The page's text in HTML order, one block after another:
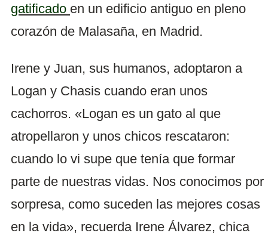
gatificado en un edificio antiguo en pleno
corazón de Malasaña, en Madrid.
Irene y Juan, sus humanos, adoptaron a
Logan y Chasis cuando eran unos
cachorros. «Logan es un gato al que
atropellaron y unos chicos rescataron:
cuando lo vi supe que tenía que formar
parte de nuestras vidas. Nos conocimos por
sorpresa, como suceden las mejores cosas
en la vida», recuerda Irene Álvarez, chica